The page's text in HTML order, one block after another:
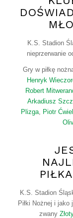
K.S. Stadion
nieprzerwanie
Gry w piłkę
Henryk
Robert
Arkadiusz
Plizga
Piotr
K.S. Stadion
Piłki Nożnej i jako
zwany